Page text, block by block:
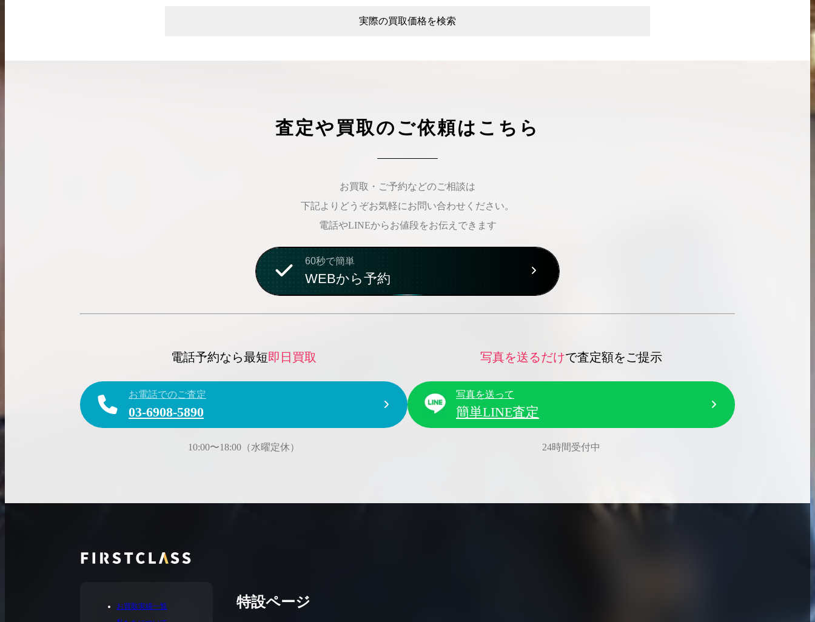
実際の買取価格を検索
査定や買取のご依頼はこちら
お買取・ご予約などのご相談は
下記よりどうぞお気軽にお問い合わせください。
電話やLINEからお値段をお伝えできます
60秒で簡単
WEBから予約
電話予約なら最短即日買取
お電話でのご査定
03-6908-5890
10:00〜18:00（水曜定休）
写真を送るだけで査定額をご提示
写真を送って
簡単LINE査定
24時間受付中
お買取実績一覧
特設ページ